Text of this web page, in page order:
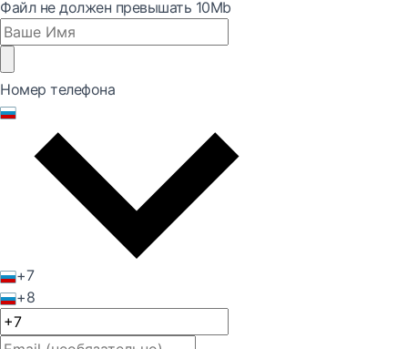
Файл не должен превышать 10Mb
Номер телефона
+7
+8